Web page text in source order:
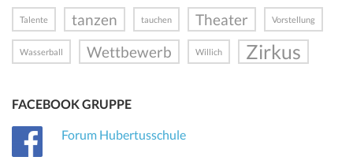
Talente tanzen tauchen Theater Vorstellung
Wasserball Wettbewerb Willich Zirkus
FACEBOOK GRUPPE
Forum Hubertusschule